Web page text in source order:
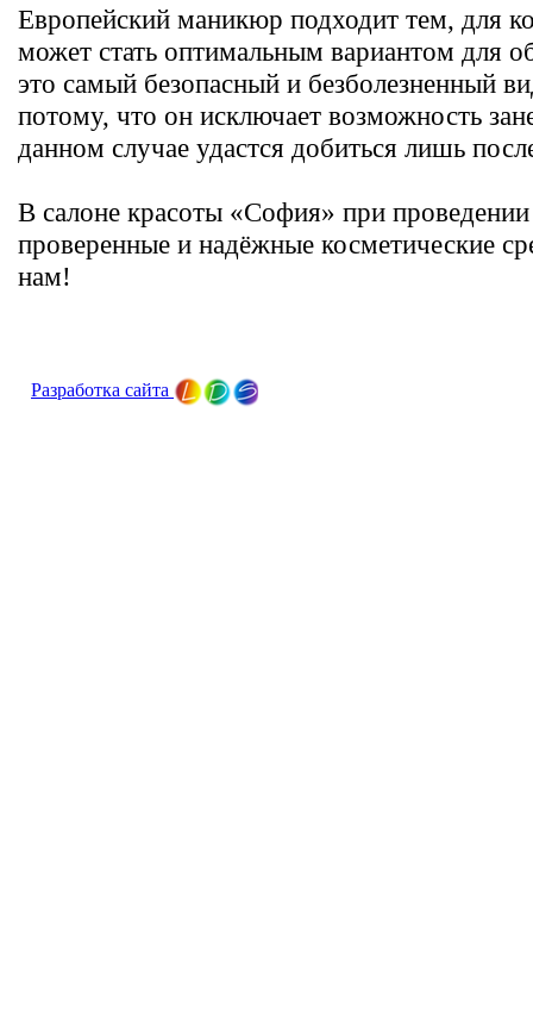
Европейский маникюр подходит тем, для
может стать оптимальным вариантом для
это самый безопасный и безболезненный
потому, что он исключает возможность
данном случае удастся добиться лишь
В салоне красоты «София» при
проверенные и надёжные косметические
нам!
Разработка сайта